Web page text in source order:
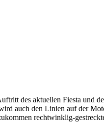
des aktuellen Fiesta und
auch den Linien auf der
rechtwinklig-